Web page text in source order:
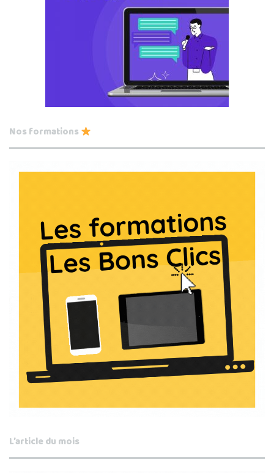
Nos formations
L’article du mois